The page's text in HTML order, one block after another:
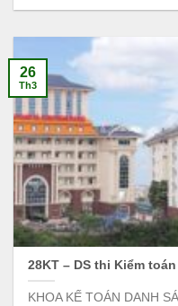
28KT – DS thi Kiểm
KHOA KẾ TOÁN DANH
26
Th3